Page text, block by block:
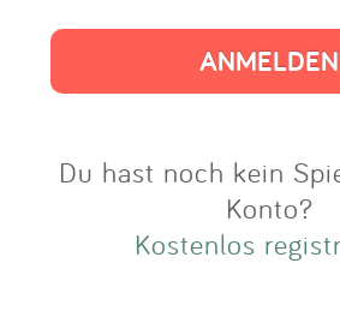
Du hast noch kein
Konto?
Kostenlos